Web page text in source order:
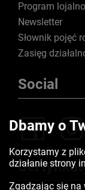
Program
Newsletter
Słownik pojęć
Zasięg
Social
Dbamy o
Korzystamy z
działanie strony
Zgadzając się